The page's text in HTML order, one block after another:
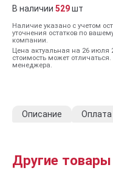
В наличии 529шт
Наличие указано с учетом
уточнения остатков по
компании.
Цена актуальная на 26 июля
стоимость может
менеджера.
Описание Оплата
Другие